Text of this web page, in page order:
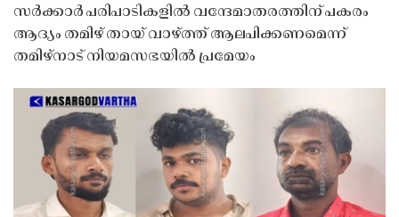
സർക്കാർ പരിപാടികളിൽ വന്ദേമാതരത്തിന് പകരം
ആദ്യം തമിഴ് തായ് വാഴ്ത്ത് ആലപിക്കണമെന്ന്
തമിഴ്നാട് നിയമസഭയിൽ പ്രമേയം